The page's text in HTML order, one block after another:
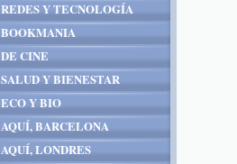
REDES Y TECNOLOGÍA
BOOKMANIA
DE CINE
SALUD Y BIENESTAR
ECO Y BIO
AQUÍ, BARCELONA
AQUÍ, LONDRES